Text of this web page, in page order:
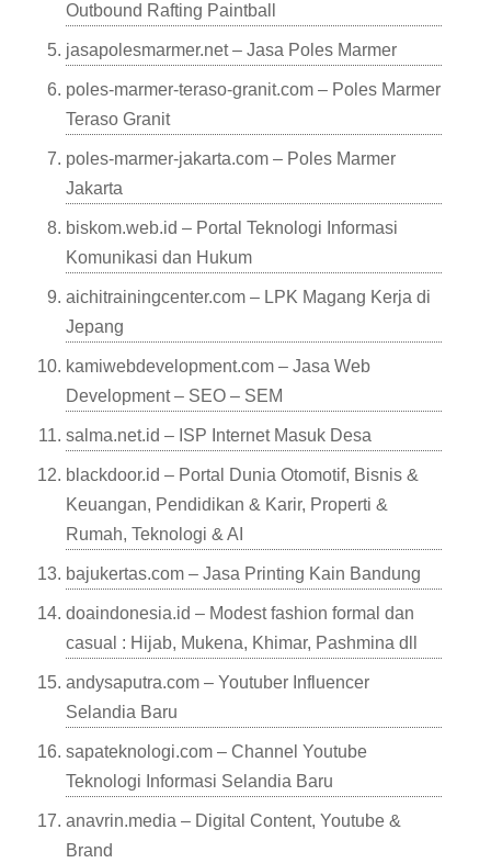
Outbound Rafting Paintball
jasapolesmarmer.net – Jasa Poles Marmer
poles-marmer-teraso-granit.com – Poles Marmer
Teraso Granit
poles-marmer-jakarta.com – Poles Marmer
Jakarta
biskom.web.id – Portal Teknologi Informasi
Komunikasi dan Hukum
aichitrainingcenter.com – LPK Magang Kerja di
Jepang
kamiwebdevelopment.com – Jasa Web
Development – SEO – SEM
salma.net.id – ISP Internet Masuk Desa
blackdoor.id – Portal Dunia Otomotif, Bisnis &
Keuangan, Pendidikan & Karir, Properti &
Rumah, Teknologi & AI
bajukertas.com – Jasa Printing Kain Bandung
doaindonesia.id – Modest fashion formal dan
casual : Hijab, Mukena, Khimar, Pashmina dll
andysaputra.com – Youtuber Influencer
Selandia Baru
sapateknologi.com – Channel Youtube
Teknologi Informasi Selandia Baru
anavrin.media – Digital Content, Youtube &
Brand